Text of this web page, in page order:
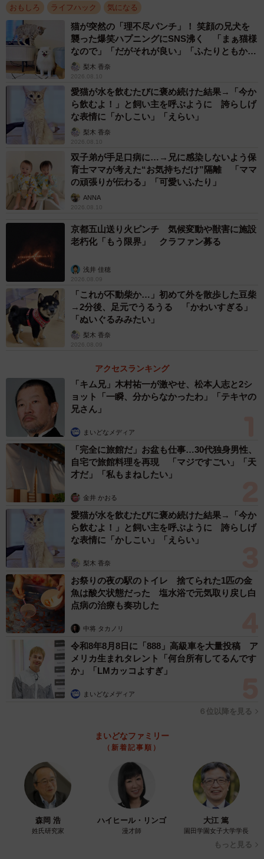
ーービーズクッションを洗濯、乾燥した理由を教えてくだ
さい。
「子どもがクッションでおもらしして、そのおもらしが見
事に全部クッションに吸わせてしまったので、もう部分洗
いとかのレベルではなくなってしまい、『捨てることにな
っても仕方ない』と洗うことにしました」
「8年前に無印良品で買いました。クッションのビーズがへ
たってしまっていたので、使わなくなった別のクッション
や布団カバーなどを中身に加えています。カバーは3回ほど
かえていて、イオンで買ったカバーを使っていました」
ベランダで干しても乾きません（提供画像）
みのむしまろさんは風呂場で踏み洗いした後、天日干し、
布団乾燥機、浴室乾燥10時間、天日干し、布団乾燥機と10
日間も悪戦苦闘しましたが、ビーズが完全に乾くことはな
かったといいます。「『よっしゃ乾いただろ』ってズボっ
て腕突っ込んでみると、ジワァって冷たいんですよ…。ぜ
んぜん湿ってんのほんと怖い」といつまでも最奥部が乾か
ない絶望を味わい、部屋全体に異臭を放ち始めたため、廃
棄せざるを得なくなりました。
おもしろ ライフハック 気になる
猫が突然の「理不尽パンチ」！ 笑顔の兄犬を
襲った爆笑ハプニングにSNS沸く 「まぁ猫様
なので」「だがそれが良い」「ふたりともかわ
いいね」
梨木 香奈
2026.08.10
愛猫が水を飲むたびに褒め続けた結果→「今か
ら飲むよ！」と飼い主を呼ぶように 誇らしげ
な表情に「かしこい」「えらい」
梨木 香奈
2026.08.10
双子弟が手足口病に…→兄に感染しないよう保
育士ママが考えた“お気持ちだけ”隔離 「ママ
の頑張りが伝わる」「可愛いふたり」
ANNA
2026.08.10
京都五山送り火ピンチ 気候変動や獣害に施設
老朽化「もう限界」 クラファン募る
浅井 佳穂
2026.08.09
「これが不動柴か…」初めて外を散歩した豆柴
→2分後、足元でうるうる 「かわいすぎる」
「ぬいぐるみみたい」
梨木 香奈
2026.08.09
アクセスランキング
「キム兄」木村祐一が激やせ、松本人志と2シ
ョット「一瞬、分からなかったわ」「テキヤの
兄さん」
まいどなメディア
「完全に旅館だ」お盆も仕事…30代独身男性、
自宅で旅館料理を再現 「マジですごい」「天
才だ」「私もまねしたい」
金井 かおる
愛猫が水を飲むたびに褒め続けた結果→「今か
ら飲むよ！」と飼い主を呼ぶように 誇らしげ
な表情に「かしこい」「えらい」
梨木 香奈
お祭りの夜の駅のトイレ 捨てられた1匹の金
魚は酸欠状態だった 塩水浴で元気取り戻し白
点病の治療も奏功した
中将 タカノリ
令和8年8月8日に「888」高級車を大量投稿 ア
メリカ生まれタレント「何台所有してるんです
か」「LMカッコよすぎ」
まいどなメディア
６位以降を見る
まいどなファミリー
（新着記事順）
森岡 浩
姓氏研究家
ハイヒール・リンゴ
漫才師
大江 篤
園田学園女子大学学長
もっと見る